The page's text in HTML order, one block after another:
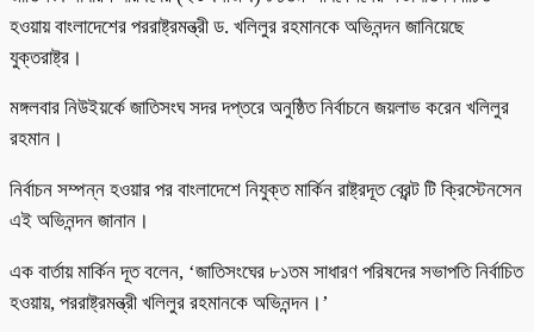
হওয়ায় বাংলাদেশের পররাষ্ট্রমন্ত্রী ড. খলিলুর রহমানকে অভিনন্দন জানিয়েছে
যুক্তরাষ্ট্র।
মঙ্গলবার নিউইয়র্কে জাতিসংঘ সদর দপ্তরে অনুষ্ঠিত নির্বাচনে জয়লাভ করেন খলিলুর
রহমান।
নির্বাচন সম্পন্ন হওয়ার পর বাংলাদেশে নিযুক্ত মার্কিন রাষ্ট্রদূত ব্রেন্ট টি ক্রিস্টেনসেন
এই অভিনন্দন জানান।
এক বার্তায় মার্কিন দূত বলেন, ‘জাতিসংঘের ৮১তম সাধারণ পরিষদের সভাপতি নির্বাচিত
হওয়ায়, পররাষ্ট্রমন্ত্রী খলিলুর রহমানকে অভিনন্দন।’